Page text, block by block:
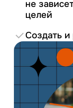
не
целей
Создать и